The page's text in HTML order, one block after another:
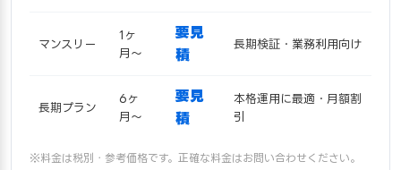
マンスリー
1ヶ
月〜
要見
積
長期検証・業務利用向け
長期プラン
6ヶ
月〜
要見
積
本格運用に最適・月額割
引
※料金は税別・参考価格です。正確な料金はお問い合わせください。